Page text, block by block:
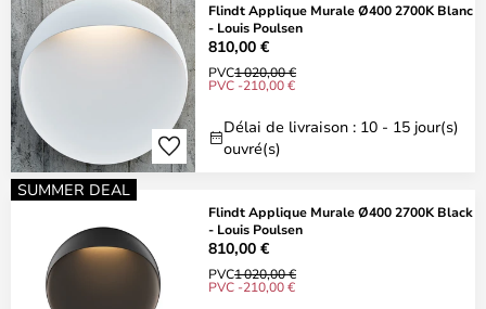
Flindt Applique Murale Ø400 2700K Blanc
- Louis Poulsen
810,00 €
PVC1 020,00 €
PVC -210,00 €
Délai de livraison : 10 - 15 jour(s)
ouvré(s)
SUMMER DEAL
Flindt Applique Murale Ø400 2700K Black
- Louis Poulsen
810,00 €
PVC1 020,00 €
PVC -210,00 €